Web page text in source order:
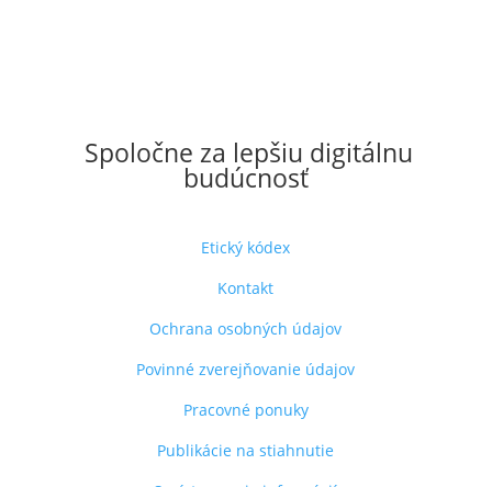
Spoločne za lepšiu digitálnu
budúcnosť
Etický kódex
Kontakt
Ochrana osobných údajov
Povinné zverejňovanie údajov
Pracovné ponuky
Publikácie na stiahnutie